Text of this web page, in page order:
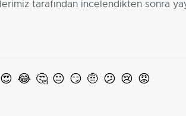
😍 😂 🤔 😐 😏 🤨 😕 😢 😡